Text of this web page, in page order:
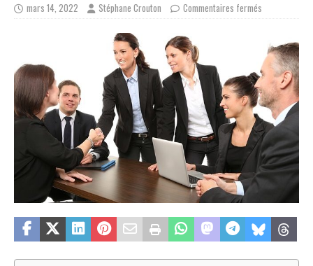
mars 14, 2022 Stéphane Crouton Commentaires fermés